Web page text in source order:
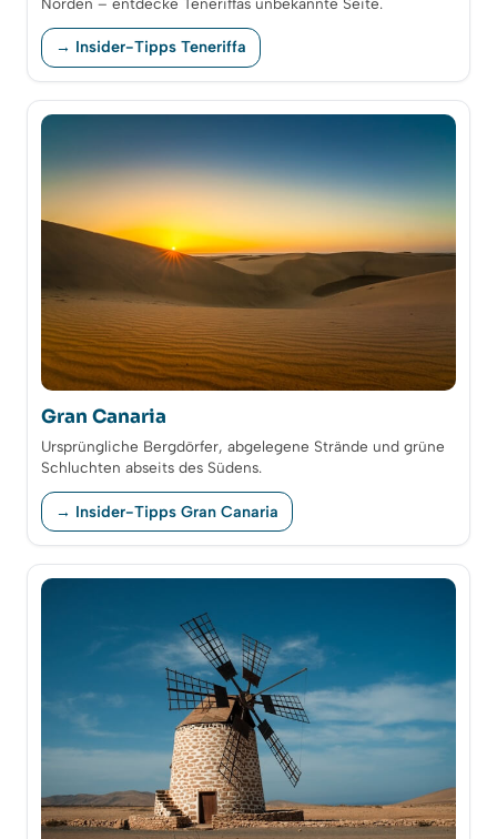
→ Insider-Tipps Teneriffa
Gran Canaria
Ursprüngliche Bergdörfer, abgelegene Strände und grüne
Schluchten abseits des Südens.
→ Insider-Tipps Gran Canaria